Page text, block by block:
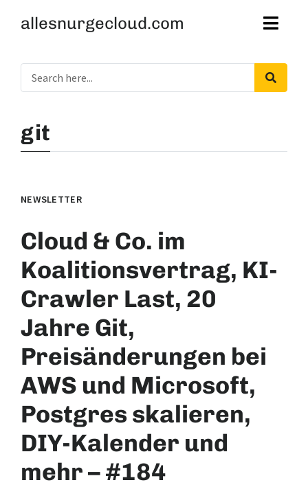
allesnurgecloud.com
git
NEWSLETTER
Cloud & Co. im
Koalitionsvertrag, KI-
Crawler Last, 20
Jahre Git,
Preisänderungen bei
AWS und Microsoft,
Postgres skalieren,
DIY-Kalender und
mehr – #184